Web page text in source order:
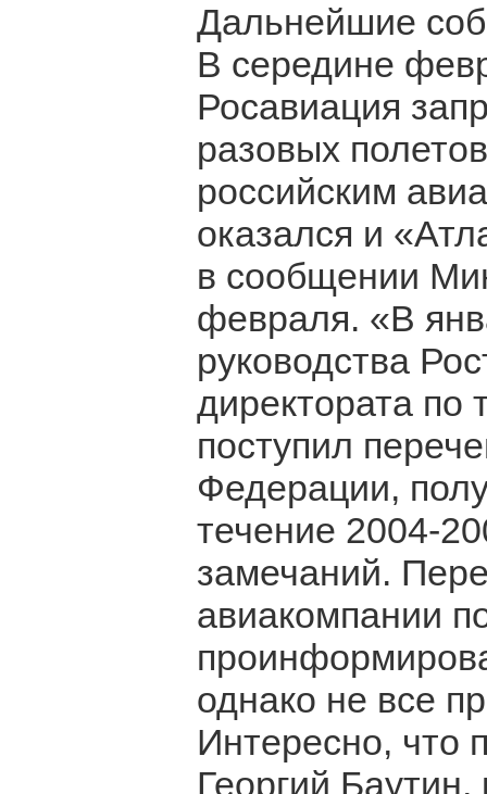
Дальнейшие
В середине
Росавиация
разовых
российским
оказался и
в сообщении
февраля. «В
руководства
директората по
поступил
Федерации,
течение 2004-
замечаний.
авиакомпании
однако не все
Интересно, что
Георгий